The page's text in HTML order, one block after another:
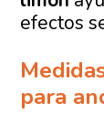
efectos
para